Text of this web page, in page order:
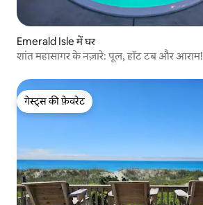
Emerald Isle में घर
शांत महासागर के नज़ारे: पूल, हॉट टब और आराम!
गेस्ट्स की फ़ेवरेट
गेस्ट्स की फ़ेवरेट